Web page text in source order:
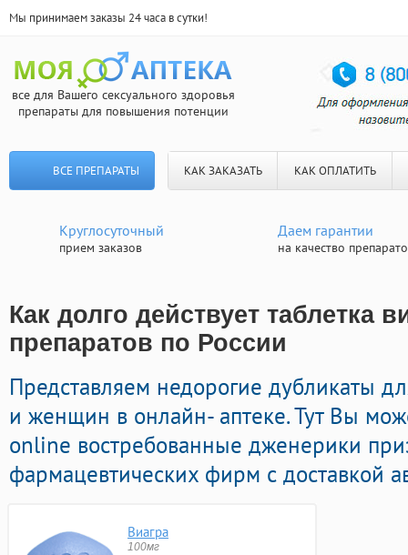
Мы принимаем заказы 24 часа в сутки!
все для Вашего сексуального здоровья
препараты для повышения потенции
ВСЕ ПРЕПАРАТЫ КАК ЗАКАЗАТЬ КАК ОПЛАТИТЬ
Круглосуточный
прием заказов
Даем гарантии
на качество
Как долго действует таблетка
препаратов по России
Представляем недорогие дубликаты
и женщин в онлайн- аптеке. Тут Вы
online востребованные дженерики
фармацевтических фирм с доставкой
Виагра
100мг